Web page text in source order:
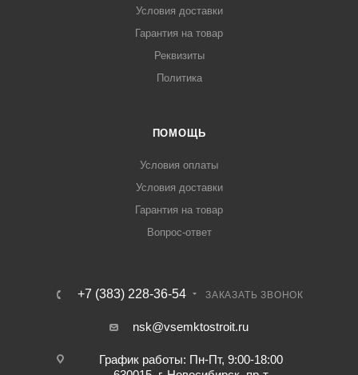
Условия доставки
Гарантия на товар
Реквизиты
Политика
ПОМОЩЬ
Условия оплаты
Условия доставки
Гарантия на товар
Вопрос-ответ
+7 (383) 228-36-54 ЗАКАЗАТЬ ЗВОНОК
nsk@vsemktostroit.ru
График работы: Пн-Пт, 9:00-18:00